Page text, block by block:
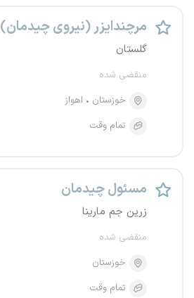
مرچندایزر (نیروی چیدمان)
گلستان
منقضی شده
خوزستان
اهواز
تمام وقت
مسئول چیدمان
زرین جم مارینا
منقضی شده
خوزستان
تمام وقت